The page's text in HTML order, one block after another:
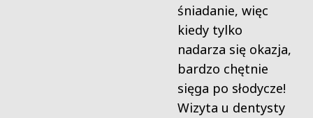
śniadanie, więc
kiedy tylko
nadarza się okazja,
bardzo chętnie
sięga po słodycze!
Wizyta u dentysty